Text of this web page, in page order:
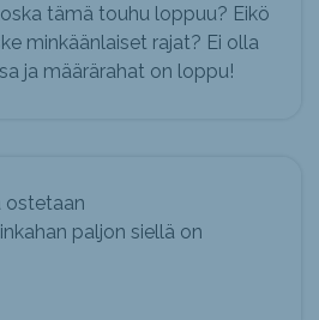
tämä touhu loppuu? Eikö
minkäänlaiset rajat? Ei olla
ja määrärahat on loppu!
ostetaan
paljon siellä on